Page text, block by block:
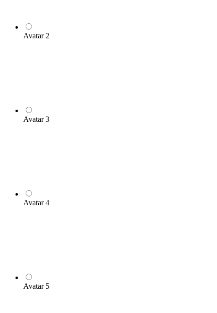
Avatar 2
Avatar 3
Avatar 4
Avatar 5